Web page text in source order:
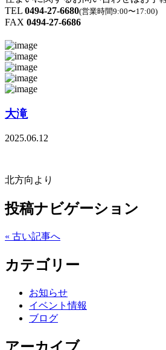
TEL 0494-27-6680(営業時間9:00〜17:00)
FAX 0494-27-6686
大滝
2025.06.12
北方向より
投稿ナビゲーション
« 古い記事へ
カテゴリー
お知らせ
イベント情報
ブログ